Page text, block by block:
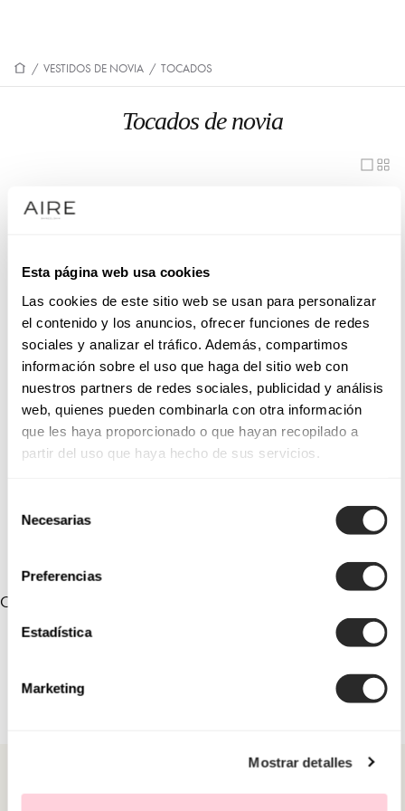
Esta página web usa cookies
Las cookies de este sitio web se usan para personalizar
el contenido y los anuncios, ofrecer funciones de redes
sociales y analizar el tráfico. Además, compartimos
información sobre el uso que haga del sitio web con
nuestros partners de redes sociales, publicidad y análisis
web, quienes pueden combinarla con otra información
que les haya proporcionado o que hayan recopilado a
partir del uso que haya hecho de sus servicios.
Necesarias
Preferencias
Estadística
Marketing
Mostrar detalles
/ VESTIDOS DE NOVIA / TOCADOS
Tocados de novia
4LT25TOCA0P
7LT25PREN0P
7LT04DIAD0P
7LT05PREN0P
7LT28DIAD0P
7LT56PREN00
8LT19PEIN00
8LT39TOCA00
7LT08PEIN0P
7LT24DIAD0P
7LT36PEIN0P
7LT42PEIN00
COLECCIONES RELACIONADAS